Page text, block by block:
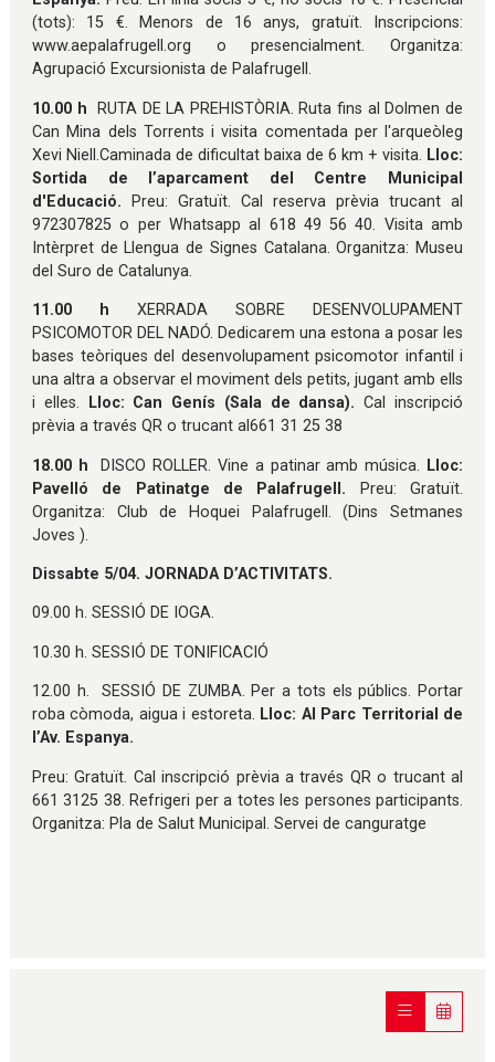
(tots): 15 €. Menors de 16 anys, gratuït. Inscripcions:
www.aepalafrugell.org o presencialment. Organitza:
Agrupació Excursionista de Palafrugell.
10.00 h RUTA DE LA PREHISTÒRIA. Ruta fins al Dolmen de
Can Mina dels Torrents i visita comentada per l'arqueòleg
Xevi Niell.Caminada de dificultat baixa de 6 km + visita. Lloc:
Sortida de l’aparcament del Centre Municipal
d'Educació.
Preu: Gratuït. Cal reserva prèvia trucant al
972307825 o per Whatsapp al 618 49 56 40. Visita amb
Intèrpret de Llengua de Signes Catalana. Organitza: Museu
del Suro de Catalunya.
11.00 h XERRADA SOBRE DESENVOLUPAMENT
PSICOMOTOR DEL NADÓ. Dedicarem una estona a posar les
bases teòriques del desenvolupament psicomotor infantil i
una altra a observar el moviment dels petits, jugant amb ells
i elles.
Lloc: Can Genís (Sala de dansa). Cal inscripció
prèvia a través QR o trucant al661 31 25 38
18.00 h DISCO ROLLER. Vine a patinar amb música. Lloc:
Pavelló de Patinatge de Palafrugell. Preu: Gratuït.
Organitza: Club de Hoquei Palafrugell. (Dins Setmanes
Joves ).
Dissabte 5/04. JORNADA D’ACTIVITATS.
09.00 h. SESSIÓ DE IOGA.
10.30 h. SESSIÓ DE TONIFICACIÓ
12.00 h. SESSIÓ DE ZUMBA. Per a tots els públics. Portar
roba còmoda, aigua i estoreta. Lloc: Al Parc Territorial de
l’Av. Espanya.
Preu: Gratuït. Cal inscripció prèvia a través QR o trucant al
661 3125 38. Refrigeri per a totes les persones participants.
Organitza: Pla de Salut Municipal. Servei de canguratge